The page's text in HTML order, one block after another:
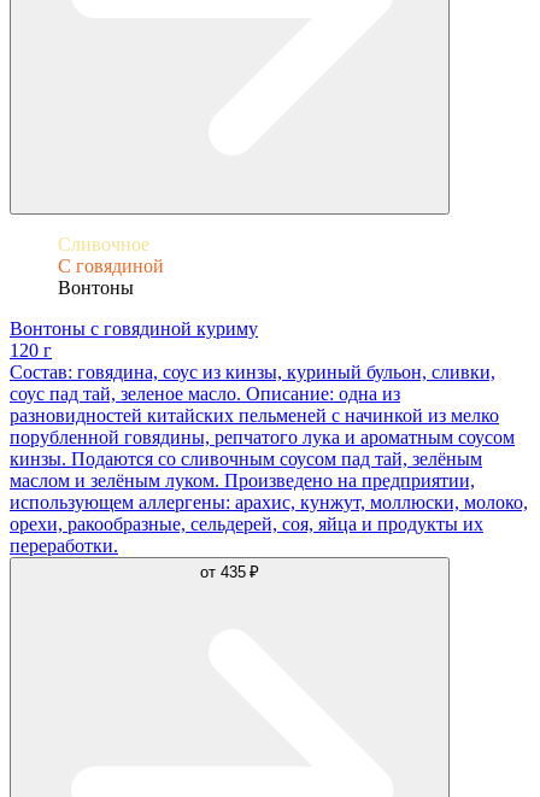
Сливочное
С говядиной
Вонтоны
Вонтоны с говядиной куриму
120 г
Состав: говядина, соус из кинзы, куриный бульон, сливки,
соус пад тай, зеленое масло. Описание: одна из
разновидностей китайских пельменей с начинкой из мелко
порубленной говядины, репчатого лука и ароматным соусом
кинзы. Подаются со сливочным соусом пад тай, зелёным
маслом и зелёным луком. Произведено на предприятии,
использующем аллергены: арахис, кунжут, моллюски, молоко,
орехи, ракообразные, сельдерей, соя, яйца и продукты их
переработки.
от 435 ₽